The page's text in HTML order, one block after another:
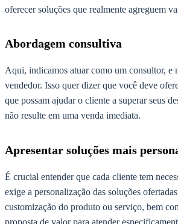
oferecer soluções que realmente agreguem
Abordagem consultiva
Aqui, indicamos atuar como um consultor, e
vendedor. Isso quer dizer que você deve
que possam ajudar o cliente a superar seus
não resulte em uma venda imediata.
Apresentar soluções mais
É crucial entender que cada cliente tem
exige a personalização das soluções
customização do produto ou serviço, bem
proposta de valor para atender